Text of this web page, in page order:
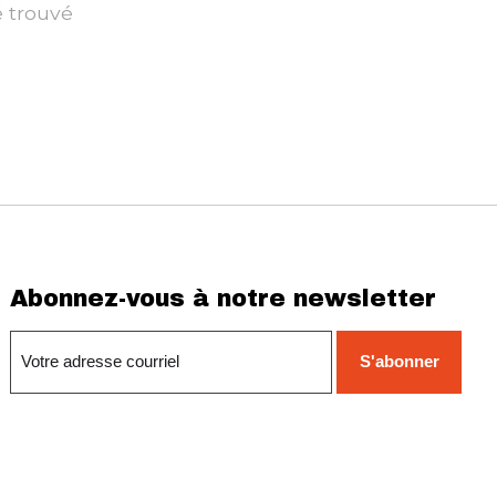
trouvé
Abonnez-vous à notre newsletter
S'abonner